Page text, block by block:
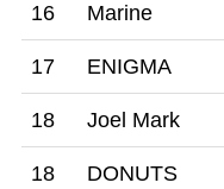
16 Marine
17 ENIGMA
18 Joel Mark
18
DONUTS